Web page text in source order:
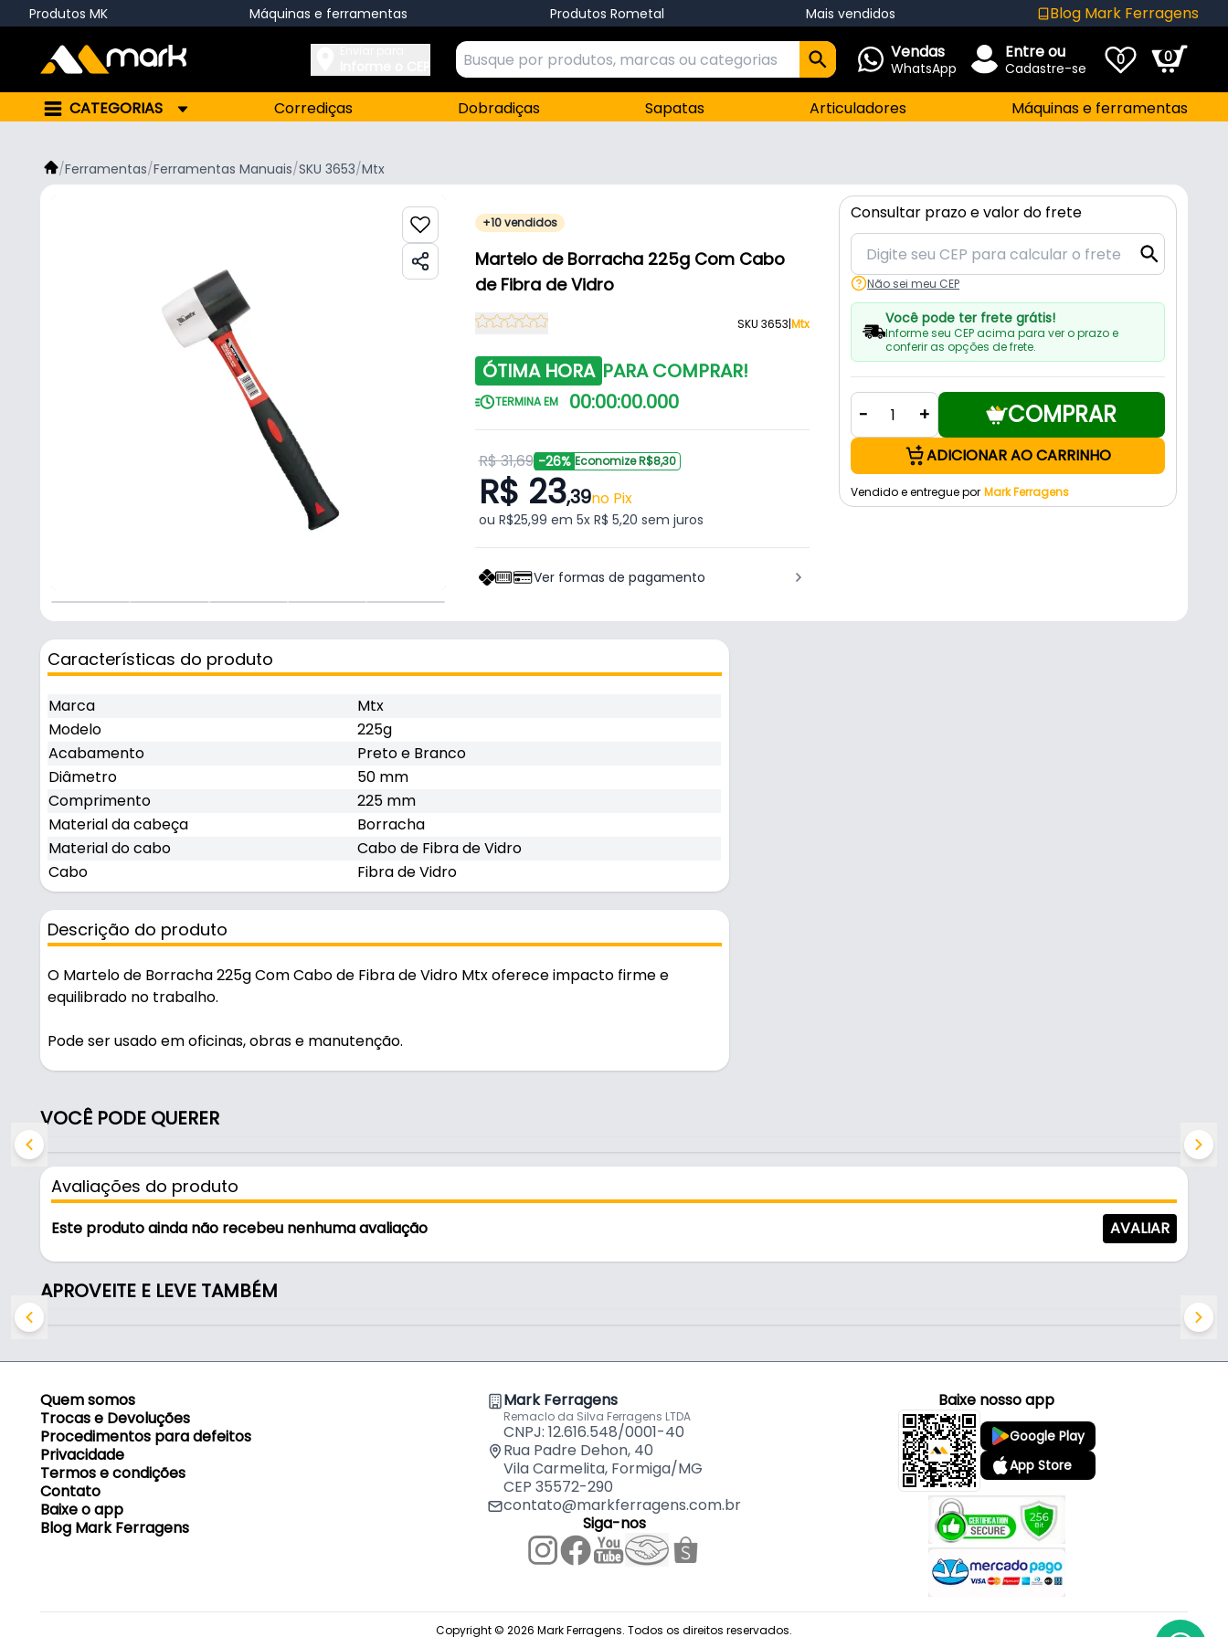
Produtos MK Máquinas e ferramentas Produtos Rometal Mais vendidos Blog Mark Ferragens
Vendas
WhatsApp
Entre ou
Cadastre-se 0 0
CATEGORIAS Corrediças Dobradiças Sapatas Articuladores Máquinas e ferramentas
/Ferramentas/Ferramentas Manuais/SKU 3653/Mtx
+10 vendidos
Martelo de Borracha 225g Com Cabo
de Fibra de Vidro
SKU 3653|Mtx
ÓTIMA HORA PARA COMPRAR!
TERMINA EM 00:00:00.000
R$ 31,69 -26% Economize R$8,30
R$ 23,39no Pix
ou R$25,99 em 5x R$ 5,20 sem juros
Ver formas de pagamento
Consultar prazo e valor do frete
Não sei meu CEP
Você pode ter frete grátis!
Informe seu CEP acima para ver o prazo e
conferir as opções de frete.
- + COMPRAR
ADICIONAR AO CARRINHO
Vendido e entregue por Mark Ferragens
Características do produto
Marca
Mtx
Modelo
225g
Acabamento
Preto e Branco
Diâmetro
50 mm
Comprimento
225 mm
Material da cabeça
Borracha
Material do cabo
Cabo de Fibra de Vidro
Cabo
Fibra de Vidro
Descrição do produto
O Martelo de Borracha 225g Com Cabo de Fibra de Vidro Mtx oferece impacto firme e
equilibrado no trabalho.
Pode ser usado em oficinas, obras e manutenção.
Características:
- Modelo: 225g
- Acabamento: Preto e Branco
- Diâmetro: 50 mm
- Comprimento: 225 mm
- Material da cabeça: Borracha
- Material do cabo: Cabo de Fibra de Vidro
- Cabo: Fibra de Vidro
VOCÊ PODE QUERER
Avaliações do produto
Este produto ainda não recebeu nenhuma avaliação AVALIAR
APROVEITE E LEVE TAMBÉM
Quem somos
Trocas e Devoluções
Procedimentos para defeitos
Privacidade
Termos e condições
Contato
Baixe o app
Blog Mark Ferragens
Mark Ferragens
Remaclo da Silva Ferragens LTDA
CNPJ: 12.616.548/0001-40
Rua Padre Dehon, 40
Vila Carmelita, Formiga/MG
CEP 35572-290
contato@markferragens.com.br
Siga-nos
Baixe nosso app
Google Play
App Store
Copyright © 2026 Mark Ferragens. Todos os direitos reservados.